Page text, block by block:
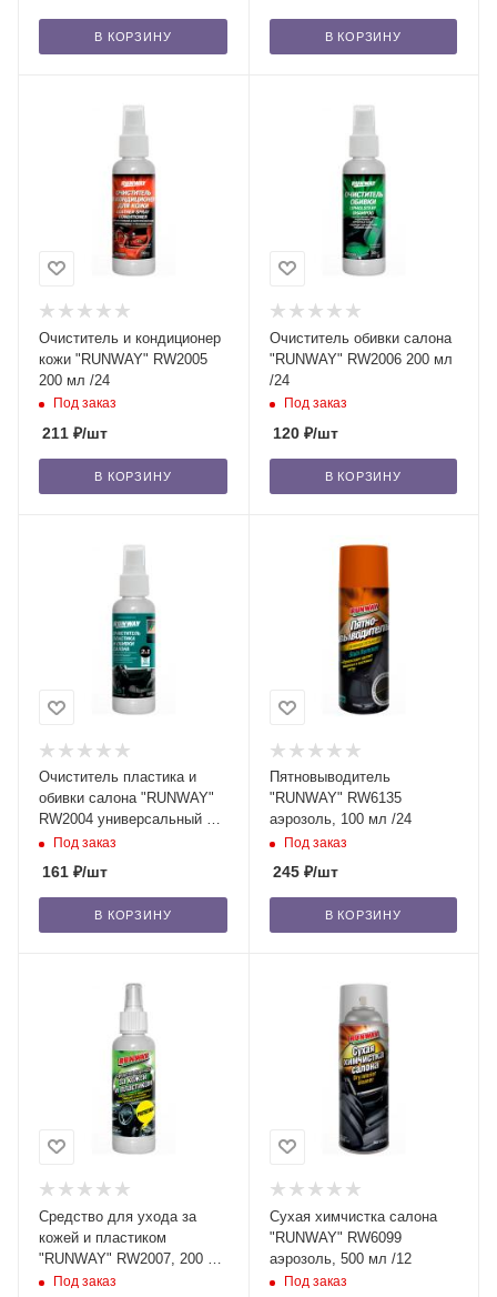
В КОРЗИНУ В КОРЗИНУ
Очиститель и кондиционер
кожи "RUNWAY" RW2005
200 мл /24
Под заказ
211 ₽/шт
В КОРЗИНУ
Очиститель обивки салона
"RUNWAY" RW2006 200 мл
/24
Под заказ
120₽/шт
В КОРЗИНУ
Очиститель пластика и
обивки салона "RUNWAY"
RW2004 универсальный 2 в
1, 200мл /24
Под заказ
161 ₽/шт
В КОРЗИНУ
Пятновыводитель
"RUNWAY" RW6135
аэрозоль, 100 мл /24
Под заказ
245₽/шт
В КОРЗИНУ
Средство для ухода за
кожей и пластиком
"RUNWAY" RW2007, 200 мл
/24Под заказ
Сухая химчистка салона
"RUNWAY" RW6099
аэрозоль, 500 мл /12
Под заказ